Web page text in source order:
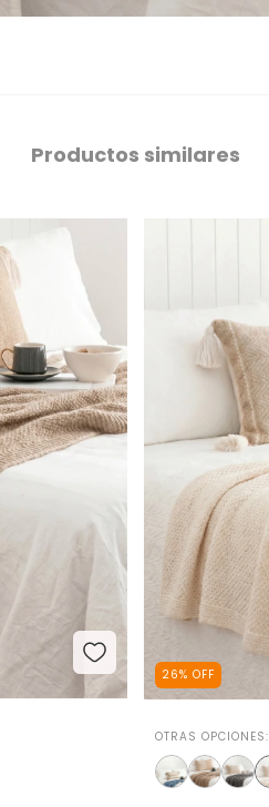
Productos similares
26% OFF
OTRAS OPCIONES: